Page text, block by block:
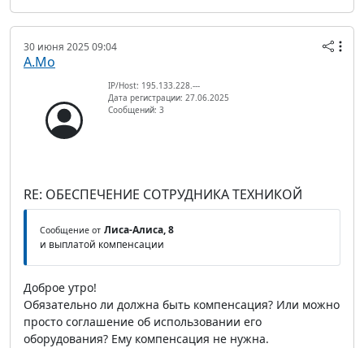
30 июня 2025 09:04
А.Мо
IP/Host: 195.133.228.---
Дата регистрации: 27.06.2025
Сообщений: 3
RE: ОБЕСПЕЧЕНИЕ СОТРУДНИКА ТЕХНИКОЙ
Сообщение от Лиса-Алиса, 8
и выплатой компенсации
Доброе утро!
Обязательно ли должна быть компенсация? Или можно
просто соглашение об использовании его
оборудования? Ему компенсация не нужна.